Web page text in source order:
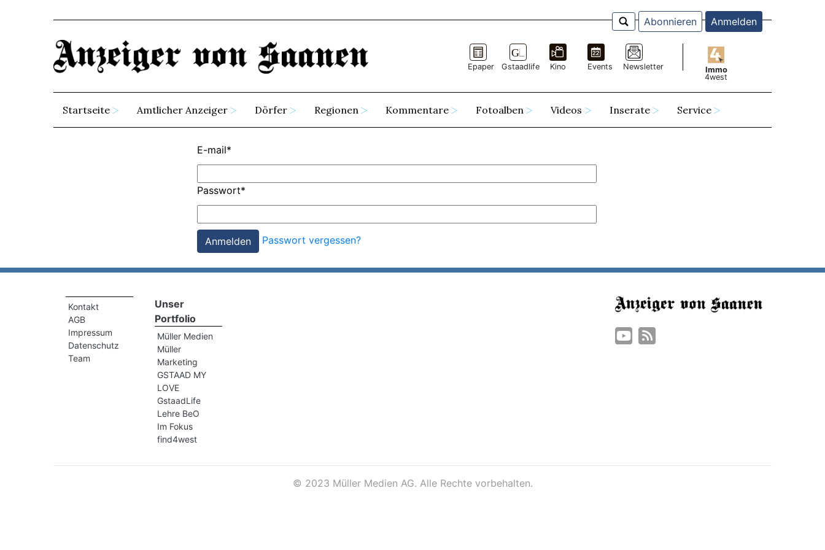
Abonnieren Anmelden
Epaper Gstaadlife Kino Events Newsletter
Immo
4west
Startseite Amtlicher Anzeiger Dörfer Regionen Kommentare Fotoalben Videos Inserate Service
E-mail*
Passwort*
Passwort vergessen?
Kontakt
AGB
Impressum
Datenschutz
Team
Unser
Portfolio
Müller Medien
Müller
Marketing
GSTAAD MY
LOVE
GstaadLife
Lehre BeO
Im Fokus
find4west
© 2023 Müller Medien AG. Alle Rechte vorbehalten.